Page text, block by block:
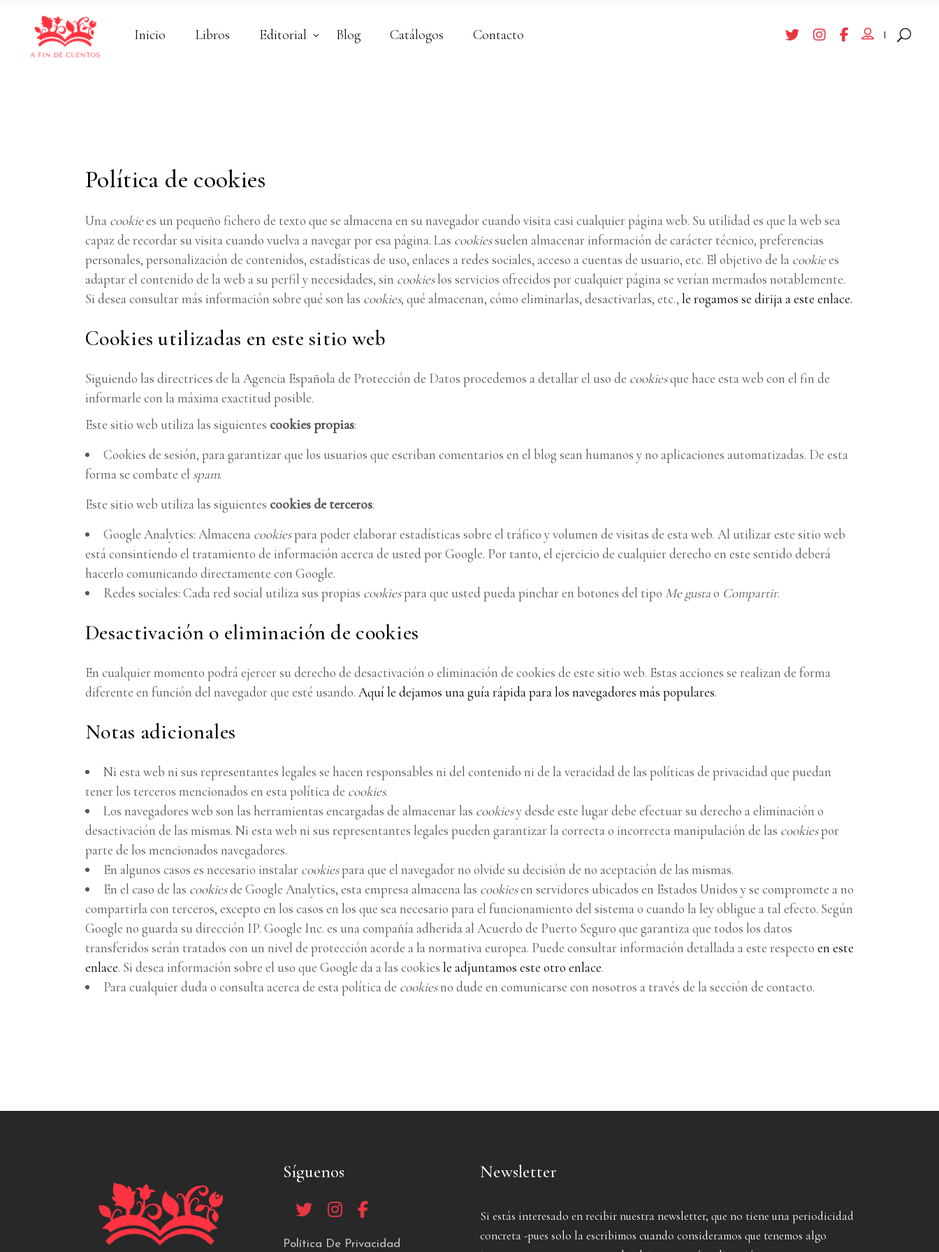
Inicio Libros Editorial Blog Catálogos Contacto
Política de cookies
Una cookiees un pequeño fichero de texto que se almacena en su navegador cuando visita casi cualquier página web. Su utilidad es que la web sea
capaz de recordar su visita cuando vuelva a navegar por esa página. Las cookiessuelen almacenar información de carácter técnico, preferencias
personales, personalización de contenidos, estadísticas de uso, enlaces a redes sociales, acceso a cuentas de usuario, etc. El objetivo de la cookiees
adaptar el contenido de la web a su perfil y necesidades, sin cookieslos servicios ofrecidos por cualquier página se verían mermados notablemente.
Si desea consultar más información sobre qué son las cookies, qué almacenan, cómo eliminarlas, desactivarlas, etc., le rogamos se dirija a este enlace.
Cookies utilizadas en este sitio web
Siguiendo las directrices de la Agencia Española de Protección de Datos procedemos a detallar el uso de cookiesque hace esta web con el fin de
informarle con la máxima exactitud posible.
Este sitio web utiliza las siguientes cookies propias:
Cookies de sesión, para garantizar que los usuarios que escriban comentarios en el blog sean humanos y no aplicaciones automatizadas. De esta
forma se combate el spam.
Este sitio web utiliza las siguientes cookies de terceros:
Google Analytics: Almacena cookiespara poder elaborar estadísticas sobre el tráfico y volumen de visitas de esta web. Al utilizar este sitio web
está consintiendo el tratamiento de información acerca de usted por Google. Por tanto, el ejercicio de cualquier derecho en este sentido deberá
hacerlo comunicando directamente con Google.
Redes sociales: Cada red social utiliza sus propias cookiespara que usted pueda pinchar en botones del tipo Me gustao Compartir.
Desactivación o eliminación de cookies
En cualquier momento podrá ejercer su derecho de desactivación o eliminación de cookies de este sitio web. Estas acciones se realizan de forma
diferente en función del navegador que esté usando. Aquí le dejamos una guía rápida para los navegadores más populares.
Notas adicionales
Ni esta web ni sus representantes legales se hacen responsables ni del contenido ni de la veracidad de las políticas de privacidad que puedan
tener los terceros mencionados en esta política de cookies.
Los navegadores web son las herramientas encargadas de almacenar las cookiesy desde este lugar debe efectuar su derecho a eliminación o
desactivación de las mismas. Ni esta web ni sus representantes legales pueden garantizar la correcta o incorrecta manipulación de las cookiespor
parte de los mencionados navegadores.
En algunos casos es necesario instalar cookiespara que el navegador no olvide su decisión de no aceptación de las mismas.
En el caso de las cookiesde Google Analytics, esta empresa almacena las cookiesen servidores ubicados en Estados Unidos y se compromete a no
compartirla con terceros, excepto en los casos en los que sea necesario para el funcionamiento del sistema o cuando la ley obligue a tal efecto. Según
Google no guarda su dirección IP. Google Inc. es una compañía adherida al Acuerdo de Puerto Seguro que garantiza que todos los datos
transferidos serán tratados con un nivel de protección acorde a la normativa europea. Puede consultar información detallada a este respecto en este
enlace. Si desea información sobre el uso que Google da a las cookies le adjuntamos este otro enlace.
Para cualquier duda o consulta acerca de esta política de cookiesno dude en comunicarse con nosotros a través de la sección de contacto.
Síguenos
Política De Privacidad
Newsletter
Si estás interesado en recibir nuestra newsletter, que no tiene una periodicidad
concreta -pues solo la escribimos cuando consideramos que tenemos algo